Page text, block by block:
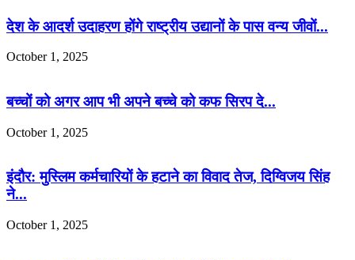
देश के आदर्श उदाहरण होंगे राष्ट्रीय उद्यानों के पास वन्य जीवों...
October 1, 2025
बच्चों को अगर आप भी अपने बच्चे को कफ सिरप दे...
October 1, 2025
इंदौर: मुस्लिम कर्मचारियों के हटाने का विवाद तेज, दिग्विजय सिंह
ने...
October 1, 2025